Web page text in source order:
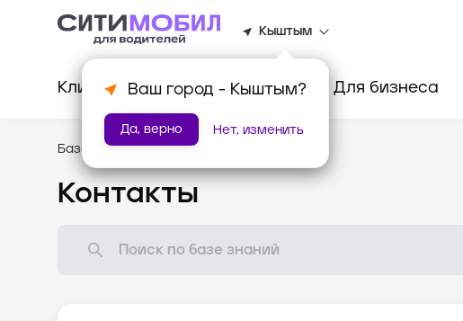
Кыштым
Ваш город - Кыштым?
Да, верно Нет, изменить
Клиентам Водителям Для бизнеса
База знаний /Помощь
Контакты